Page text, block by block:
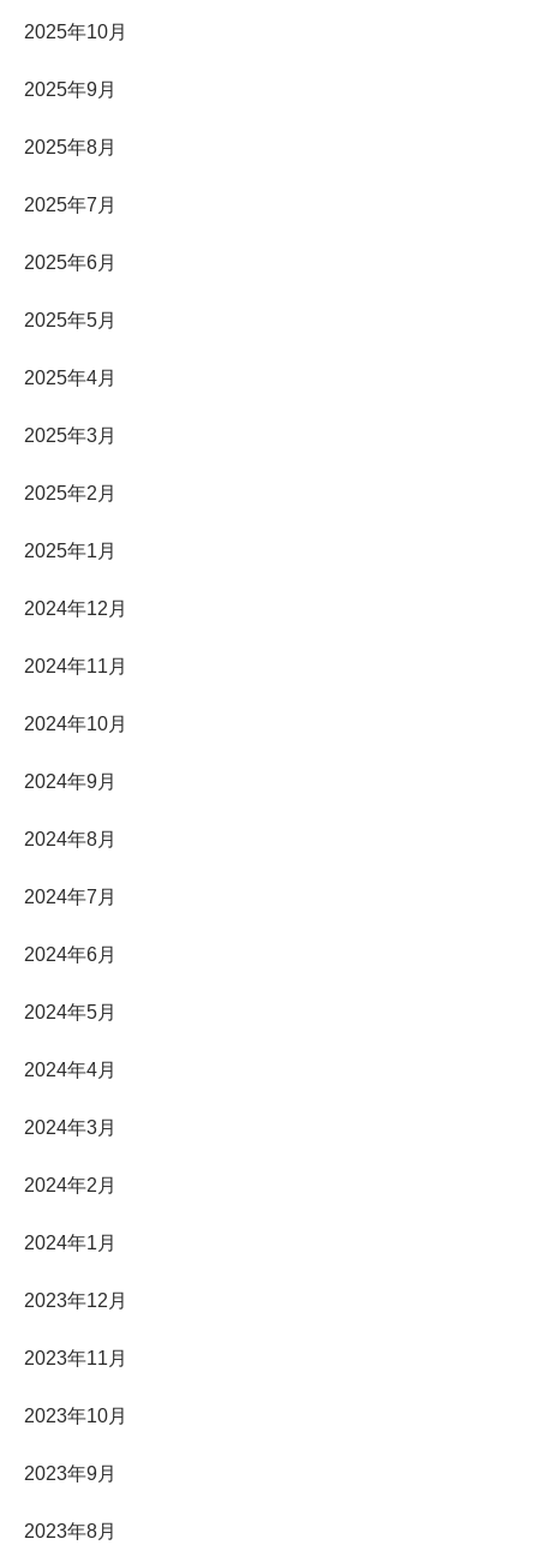
2025年10月
2025年9月
2025年8月
2025年7月
2025年6月
2025年5月
2025年4月
2025年3月
2025年2月
2025年1月
2024年12月
2024年11月
2024年10月
2024年9月
2024年8月
2024年7月
2024年6月
2024年5月
2024年4月
2024年3月
2024年2月
2024年1月
2023年12月
2023年11月
2023年10月
2023年9月
2023年8月